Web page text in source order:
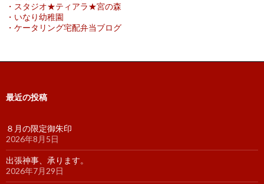
・スタジオ★ティアラ★宮の森
・いなり幼稚園
・ケータリング宅配弁当ブログ
最近の投稿
８月の限定御朱印
2026年8月5日
出張神事、承ります。
2026年7月29日